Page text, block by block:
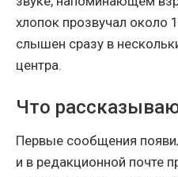
хлопок прозвучал около
слышен сразу в
центра.
Что
Первые сообщения
и в редакционной почте